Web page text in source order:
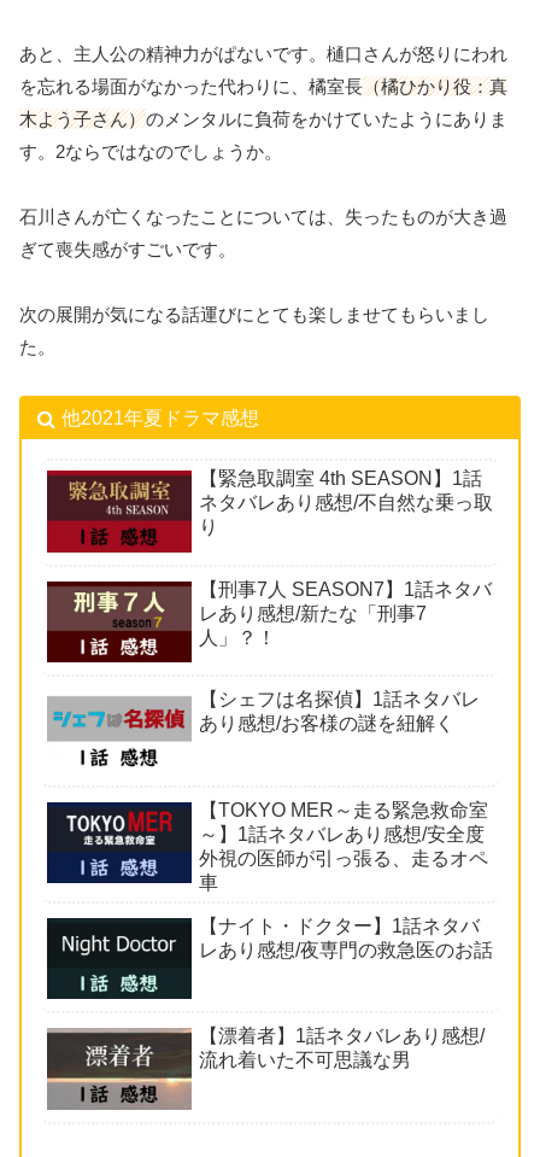
あと、主人公の精神力がぱないです。樋口さんが怒りにわれ
を忘れる場面がなかった代わりに、橘室長（橘ひかり役：真
木よう子さん）のメンタルに負荷をかけていたようにありま
す。2ならではなのでしょうか。
石川さんが亡くなったことについては、失ったものが大き過
ぎて喪失感がすごいです。
次の展開が気になる話運びにとても楽しませてもらいまし
た。
他2021年夏ドラマ感想
【緊急取調室 4th SEASON】1話
ネタバレあり感想/不自然な乗っ取
り
【刑事7人 SEASON7】1話ネタバ
レあり感想/新たな「刑事7
人」？！
【シェフは名探偵】1話ネタバレ
あり感想/お客様の謎を紐解く
【TOKYO MER～走る緊急救命室
～】1話ネタバレあり感想/安全度
外視の医師が引っ張る、走るオペ
車
【ナイト・ドクター】1話ネタバ
レあり感想/夜専門の救急医のお話
【漂着者】1話ネタバレあり感想/
流れ着いた不可思議な男